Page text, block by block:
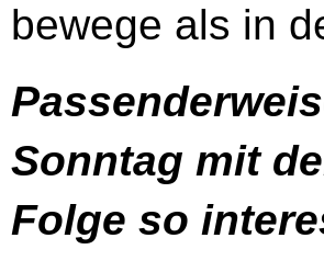
bewege als in
Sonntag mit
Folge so